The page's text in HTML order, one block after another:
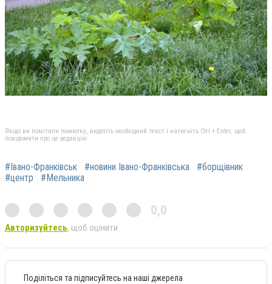
Якщо ви помітили помилку, виділіть необхідний текст і натисніть Ctrl + Enter, щоб
повідомити про це редакцію
#Івано-Франківськ #новини Івано-Франківська
#борщівник
#центр
#Мельника
0,0
Авторизуйтесь, щоб оцінити
Поділіться та підписуйтесь на наші джерела